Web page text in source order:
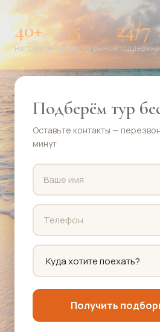
40+
направлений
15
лет на рынке
24/7
поддержка
Подберём тур
Оставьте контакты —
минут
Получить